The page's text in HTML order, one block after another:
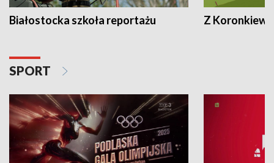
Białostocka szkoła reportażu Z
SPORT